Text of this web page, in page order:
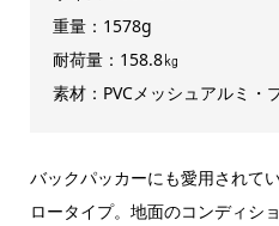
重量：1578g
耐荷量：158.8㎏
素材：PVCメッシュアルミ・
バックパッカーにも愛用されて
ロータイプ。地面のコンディシ